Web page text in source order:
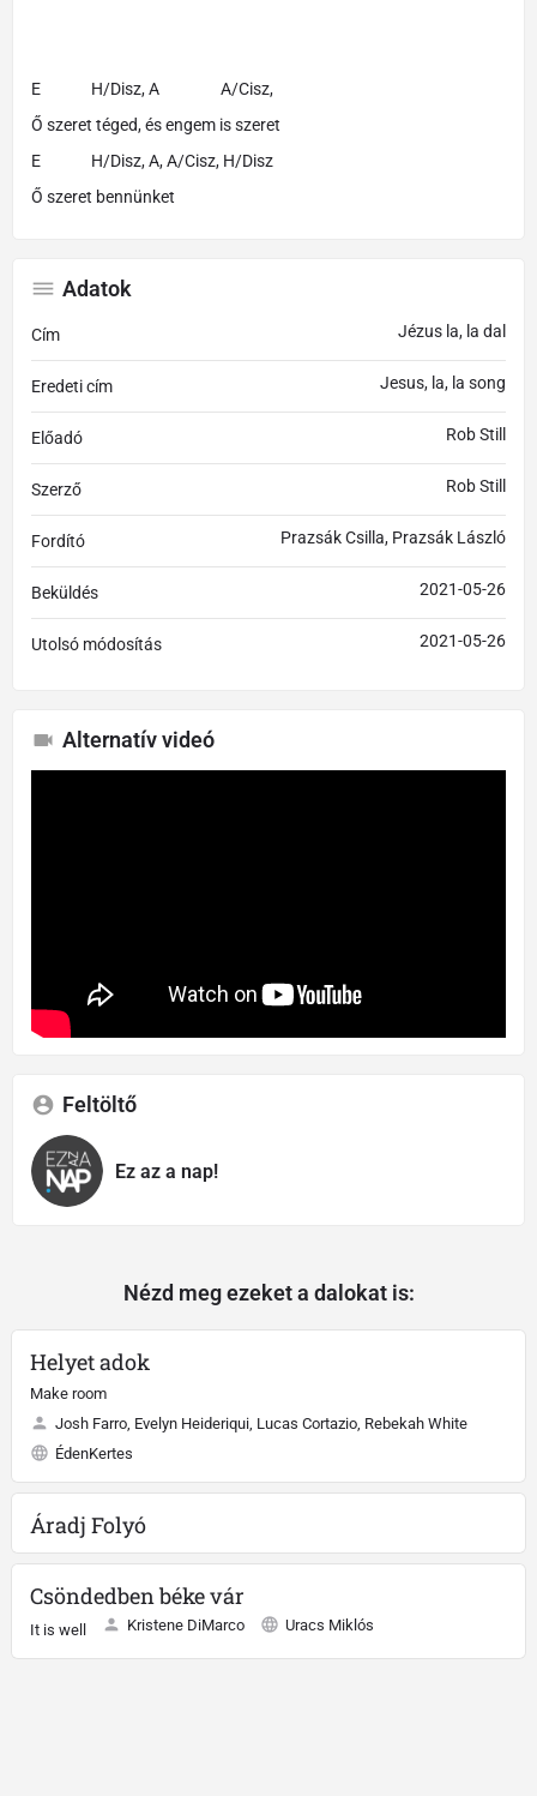
E H/Disz, A A/Cisz,
Ő szeret téged, és engem is szeret
E H/Disz, A, A/Cisz, H/Disz
Ő szeret bennünket
Adatok
Cím Jézus la, la dal
Eredeti cím Jesus, la, la song
Előadó Rob Still
Szerző Rob Still
Fordító Prazsák Csilla, Prazsák László
Beküldés 2021-05-26
Utolsó módosítás 2021-05-26
Alternatív videó
Feltöltő
Ez az a nap!
Nézd meg ezeket a dalokat is:
Helyet adok
Make room
Josh Farro, Evelyn Heideriqui, Lucas Cortazio, Rebekah White
ÉdenKertes
Áradj Folyó
Csöndedben béke vár
It is well Kristene DiMarco Uracs Miklós